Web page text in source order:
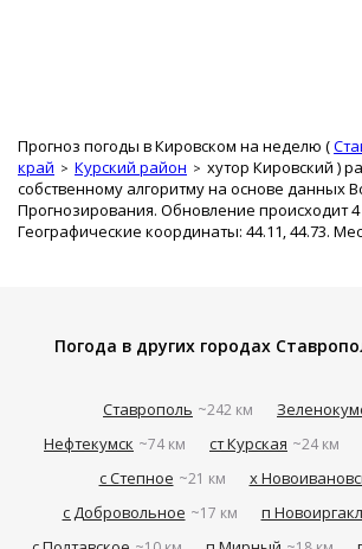
Прогноз погоды в Кировском на неделю (
край
Курский район хутор Кировский )
собственному алгоритму на основе данных
Прогнозирования. Обновление происходит 4
Географические координаты: 44.11, 44.73.
Погода в других городах
Ставрополь ~242 км
Нефтекумск ~74 км ст Курская ~24 км
с Степное ~21 км х
с Добровольное ~17 км п